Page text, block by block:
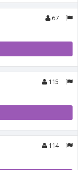
67
115
114